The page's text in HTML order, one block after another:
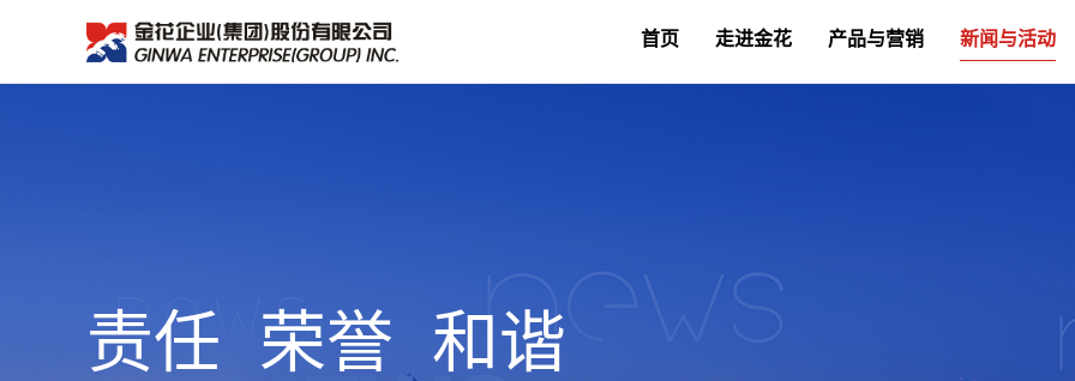
首页 走进金花 产品与营销 新闻与活动
责任 荣誉 和谐